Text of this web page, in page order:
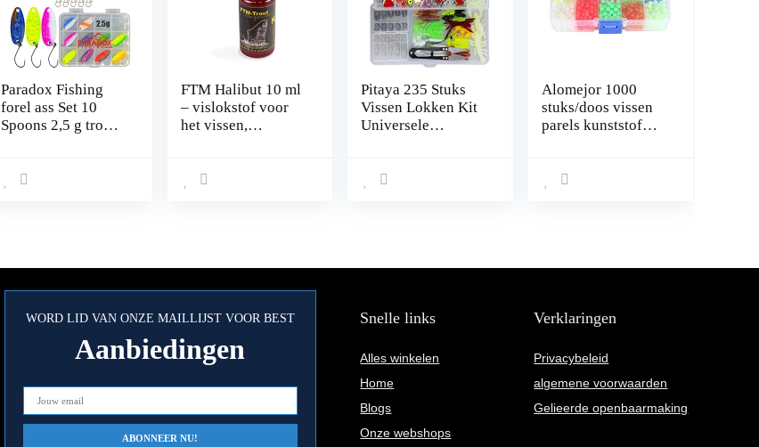
Paradox Fishing
forel ass Set 10
Spoons 2,5 g trout
lokaas set voor
FTM Halibut 10 ml
– vislokstof voor
het vissen,
en vredevissen,
Pitaya 235 Stuks
Vissen Lokken Kit
Universele
Sets Inclusief
Haken met Tackle
Alomejor 1000
stuks/doos vissen
parels kunststof
Lure Floating Float
WORD LID VAN ONZE MAILLIJST VOOR BEST
Aanbiedingen
Snelle links
Alles winkelen
Home
Blogs
Onze webshops
Verklaringen
Privacybeleid
algemene voorwaarden
Gelieerde openbaarmaking